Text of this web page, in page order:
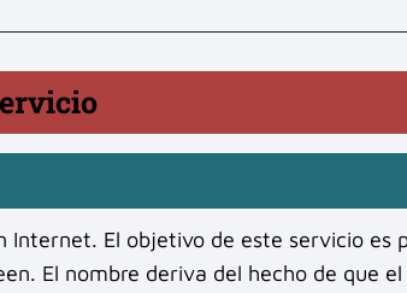
Internet. El objetivo de este servicio es
El nombre deriva del hecho de que